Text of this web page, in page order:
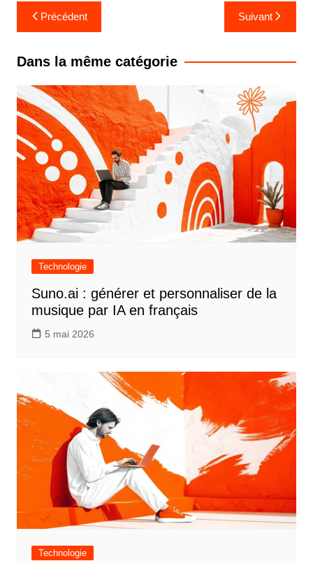
Navigation
de
l’article
Précédent Suivant
Dans la même catégorie
Technologie
Suno.ai : générer et personnaliser de la
musique par IA en français
5 mai 2026
Technologie